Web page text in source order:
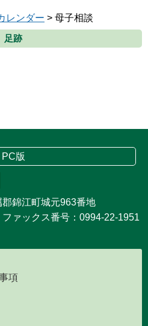
レンダー > 母子相談
足跡
PC版
錦江町城元963番地
ァックス番号：0994-22-1951
項